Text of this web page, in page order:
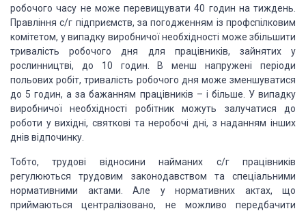
робочого часу не може перевищувати 40 годин на тиждень.
Правління с/г підприємств, за погодженням із профспілковим
комітетом, у випадку виробничої необхідності може збільшити
тривалість робочого дня для працівників, зайнятих у
рослинництві, до 10 годин. В менш напружені періоди
польових робіт, тривалість робочого дня може зменшуватися
до 5 годин, а за бажанням працівників – і більше. У випадку
виробничої необхідності робітник можуть залучатися до
роботи у вихідні, святкові та неробочі дні, з наданням інших
днів відпочинку.
Тобто, трудові відносини найманих с/г працівників
регулюються трудовим законодавством та спеціальними
нормативними актами. Але у нормативних актах, що
приймаються централізовано, не можливо передбачити